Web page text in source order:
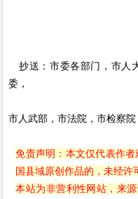
抄送：市委各部门，市人
委，
市人武部，市法院，市检察院
免责声明：本文仅代表作
国县域原创作品的，未经许
本站为非营利性网站，来